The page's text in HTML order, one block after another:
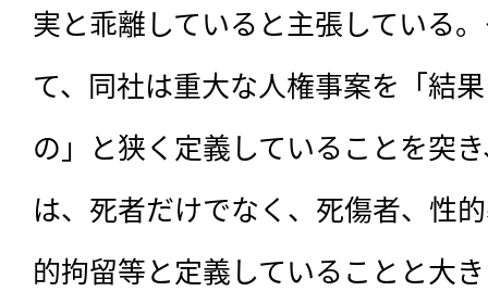
実と乖離していると主張している
て、同社は重大な人権事案を「結
の」と狭く定義していることを突
は、死者だけでなく、死傷者、性
的拘留等と定義していることと大